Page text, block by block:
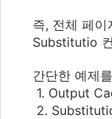
즉, 전체 페
Substitutio
간단한 예제
1. Output
2.